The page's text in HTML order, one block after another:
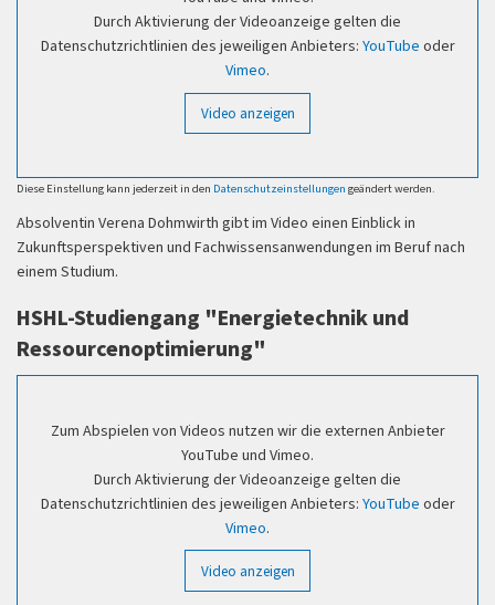
Durch Aktivierung der Videoanzeige gelten die
Datenschutzrichtlinien des jeweiligen Anbieters: YouTube oder
Vimeo.
Video anzeigen
Diese Einstellung kann jederzeit in den Datenschutzeinstellungen geändert werden.
Absolventin Verena Dohmwirth gibt im Video einen Einblick in
Zukunftsperspektiven und Fachwissensanwendungen im Beruf nach
einem Studium.
HSHL-Studiengang "Energietechnik und
Ressourcenoptimierung"
Zum Abspielen von Videos nutzen wir die externen Anbieter
YouTube und Vimeo.
Durch Aktivierung der Videoanzeige gelten die
Datenschutzrichtlinien des jeweiligen Anbieters: YouTube oder
Vimeo.
Video anzeigen